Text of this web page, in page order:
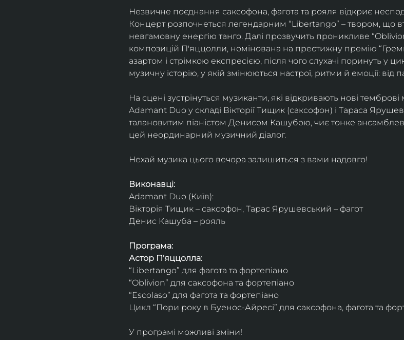
Незвичне поєднання саксофона, фагота та рояля відкриє
Концерт розпочнеться легендарним “Libertango” – твором, що
невгамовну енергію танго. Далі прозвучить проникливе
композицій П'яццолли, номінована на престижну премію
азартом і стрімкою експресією, після чого слухачі поринуть у
музичну історію, у якій змінюються настрої, ритми й емоції: від
На сцені зустрінуться музиканти, які відкривають нові
Adamant Duo у складі Вікторії Тищик (саксофон) і Тараса
талановитим піаністом Денисом Кашубою, чиє тонке
цей неординарний музичний діалог.
Нехай музика цього вечора залишиться з вами надовго!
Виконавці:
Adamant Duo (Київ):
Вікторія Тищик – саксофон, Тарас Ярушевський – фагот
Денис Кашуба – рояль
Програма:
Астор П'яццолла:
“Libertango” для фагота та фортепіано
“Oblivion” для саксофона та фортепіано
“Escolaso” для фагота та фортепіано
Цикл “Пори року в Буенос-Айресі” для саксофона, фагота та
У програмі можливі зміни!